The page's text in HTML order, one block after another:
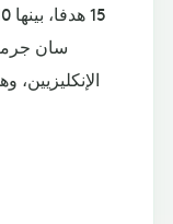
سان
الإنكليزيين،